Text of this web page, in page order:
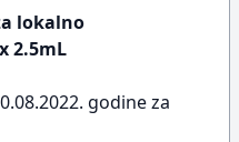
lokalno
2.5mL
godine za